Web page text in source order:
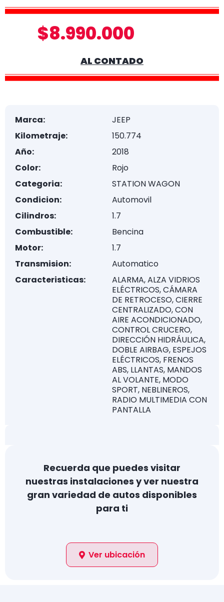
$8.990.000
AL CONTADO
Marca:
JEEP
Kilometraje:
150.774
Año:
2018
Color:
Rojo
Categoria:
STATION WAGON
Condicion:
Automovil
Cilindros:
1.7
Combustible:
Bencina
Motor:
1.7
Transmision:
Automatico
Caracteristicas:
ALARMA, ALZA VIDRIOS
ELÉCTRICOS, CÁMARA
DE RETROCESO, CIERRE
CENTRALIZADO, CON
AIRE ACONDICIONADO,
CONTROL CRUCERO,
DIRECCIÓN HIDRÁULICA,
DOBLE AIRBAG, ESPEJOS
ELÉCTRICOS, FRENOS
ABS, LLANTAS, MANDOS
AL VOLANTE, MODO
SPORT, NEBLINEROS,
RADIO MULTIMEDIA CON
PANTALLA
Recuerda que puedes visitar
nuestras instalaciones y ver nuestra
gran variedad de autos disponibles
para ti
Ver ubicación